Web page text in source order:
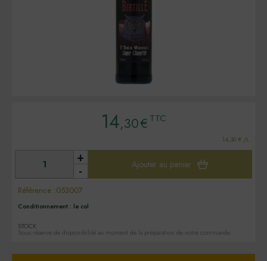
14,30€ TTC
14,30 € /L
-
+ Ajouter au panier
Référence :053007
Conditionnement : le col
STOCK
Sous réserve de disponibilité au moment de la préparation de votre commande.